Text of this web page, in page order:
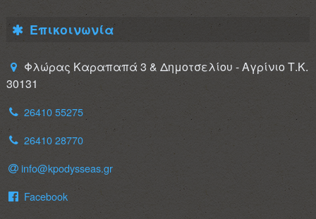
Επικοινωνία
Φλώρας Καραπαπά 3 & Δημοτσελίου - Αγρίνιο Τ.Κ.
30131
26410 55275
26410 28770
info@kpodysseas.gr
Facebook